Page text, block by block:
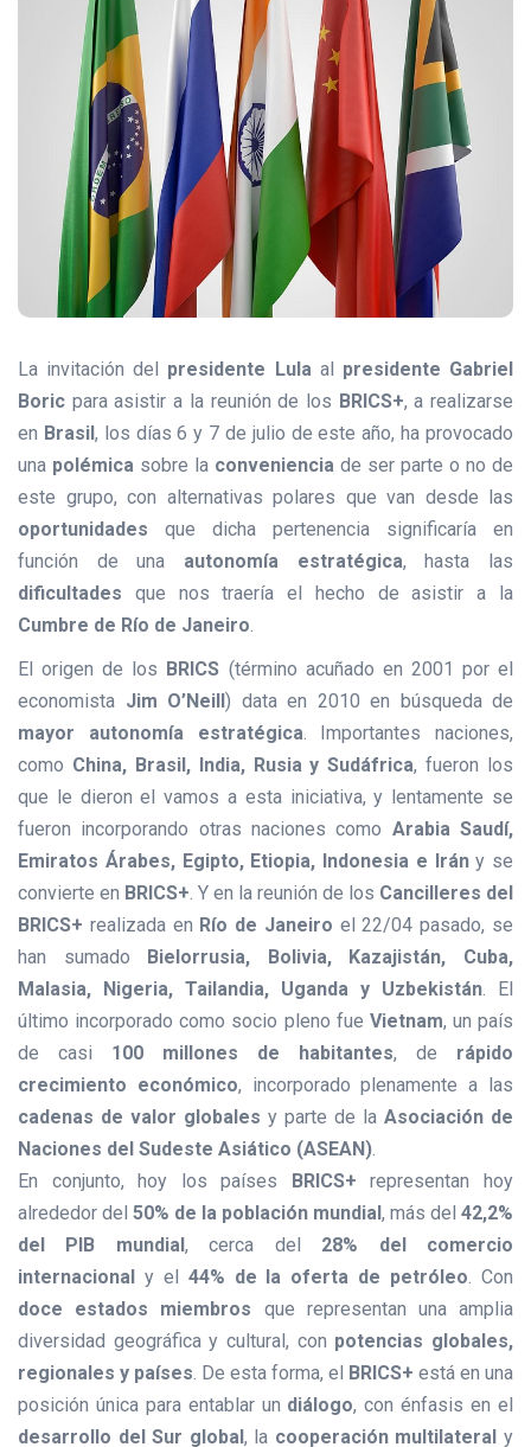
La invitación del presidente Lulaal presidente Gabriel
Boric para asistir a la reunión de los BRICS+, a realizarse
en Brasil, los días 6 y 7 de julio de este año, ha provocado
una polémica sobre la conveniencia de ser parte o no de
este grupo, con alternativas polares que van desde las
oportunidades que dicha pertenencia significaría en
función de una autonomía estratégica, hasta las
dificultades que nos traería el hecho de asistir a la
Cumbre de Río de Janeiro.
El origen de los BRICS (término acuñado en 2001 por el
economista Jim O’Neill) data en 2010 en búsqueda de
mayor autonomía estratégica. Importantes naciones,
como China, Brasil, India, Rusia y Sudáfrica, fueron los
que le dieron el vamos a esta iniciativa, y lentamente se
fueron incorporando otras naciones como Arabia Saudí,
Emiratos Árabes, Egipto, Etiopia, Indonesia e Irány se
convierte en BRICS+. Y en la reunión de los Cancilleres del
BRICS+ realizada en Río de Janeiro el 22/04 pasado, se
han sumado Bielorrusia, Bolivia, Kazajistán, Cuba,
Malasia, Nigeria, Tailandia, Uganda y Uzbekistán. El
último incorporado como socio pleno fue Vietnam, un país
de casi 100 millones de habitantes, de rápido
crecimiento económico, incorporado plenamente a las
cadenas de valor globales y parte de la Asociación de
Naciones del Sudeste Asiático (ASEAN).
En conjunto, hoy los países BRICS+ representan hoy
alrededor del 50% de la población mundial, más del 42,2%
del PIB mundial, cerca del 28% del comercio
internacional y el 44% de la oferta de petróleo. Con
doce estados miembros que representan una amplia
diversidad geográfica y cultural, con potencias globales,
regionales y países. De esta forma, el BRICS+ está en una
posición única para entablar un diálogo, con énfasis en el
desarrollo del Sur global, la cooperación multilateral y